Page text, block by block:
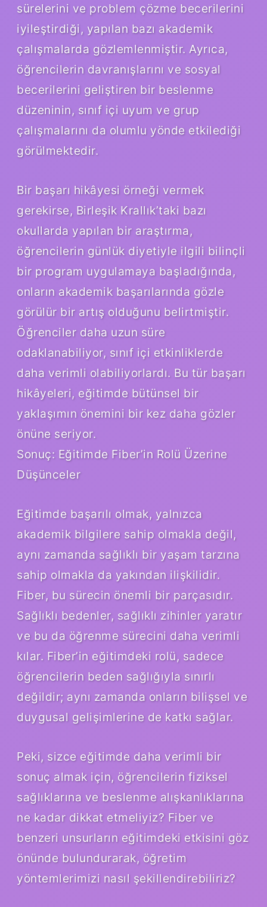
sürelerini ve problem çözme becerilerini
iyileştirdiği, yapılan bazı akademik
çalışmalarda gözlemlenmiştir. Ayrıca,
öğrencilerin davranışlarını ve sosyal
becerilerini geliştiren bir beslenme
düzeninin, sınıf içi uyum ve grup
çalışmalarını da olumlu yönde etkilediği
görülmektedir.
Bir başarı hikâyesi örneği vermek
gerekirse, Birleşik Krallık’taki bazı
okullarda yapılan bir araştırma,
öğrencilerin günlük diyetiyle ilgili bilinçli
bir program uygulamaya başladığında,
onların akademik başarılarında gözle
görülür bir artış olduğunu belirtmiştir.
Öğrenciler daha uzun süre
odaklanabiliyor, sınıf içi etkinliklerde
daha verimli olabiliyorlardı. Bu tür başarı
hikâyeleri, eğitimde bütünsel bir
yaklaşımın önemini bir kez daha gözler
önüne seriyor.
Sonuç: Eğitimde Fiber’in Rolü Üzerine
Düşünceler
Eğitimde başarılı olmak, yalnızca
akademik bilgilere sahip olmakla değil,
aynı zamanda sağlıklı bir yaşam tarzına
sahip olmakla da yakından ilişkilidir.
Fiber, bu sürecin önemli bir parçasıdır.
Sağlıklı bedenler, sağlıklı zihinler yaratır
ve bu da öğrenme sürecini daha verimli
kılar. Fiber’in eğitimdeki rolü, sadece
öğrencilerin beden sağlığıyla sınırlı
değildir; aynı zamanda onların bilişsel ve
duygusal gelişimlerine de katkı sağlar.
Peki, sizce eğitimde daha verimli bir
sonuç almak için, öğrencilerin fiziksel
sağlıklarına ve beslenme alışkanlıklarına
ne kadar dikkat etmeliyiz? Fiber ve
benzeri unsurların eğitimdeki etkisini göz
önünde bulundurarak, öğretim
yöntemlerimizi nasıl şekillendirebiliriz?